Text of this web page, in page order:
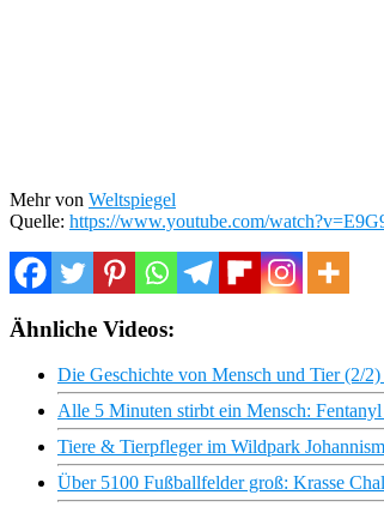
Mehr von Weltspiegel
Quelle: https://www.youtube.com/
Ähnliche Videos:
Die Geschichte von Mensch und Tier (2/
Alle 5 Minuten stirbt ein Mensch:
Tiere & Tierpfleger im Wildpark
Über 5100 Fußballfelder groß: Krasse